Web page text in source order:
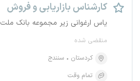
کارشناس بازاریابی و فروش
یاس ارغوانی زیر مجموعه بانک ملت
منقضی شده
کردستان
سنندج
تمام وقت